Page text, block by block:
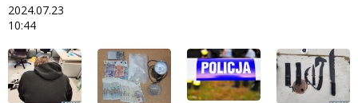
2024.07.23
10:44